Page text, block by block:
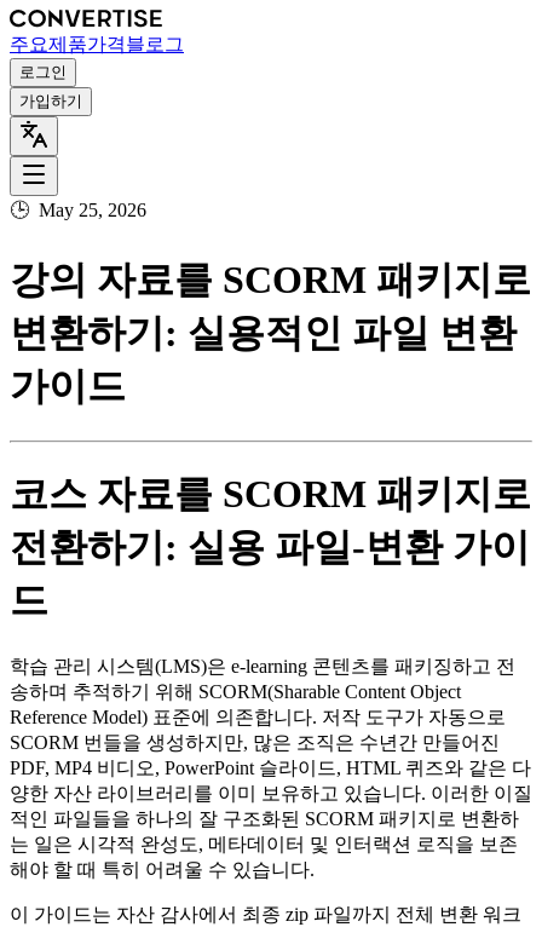
주요제품가격블로그
로그인
가입하기
🕒 May 25, 2026
강의 자료를 SCORM 패키지로
변환하기: 실용적인 파일 변환
가이드
코스 자료를 SCORM 패키지로
전환하기: 실용 파일‑변환 가이
드
학습 관리 시스템(LMS)은 e‑learning 콘텐츠를 패키징하고 전
송하며 추적하기 위해 SCORM(Sharable Content Object
Reference Model) 표준에 의존합니다. 저작 도구가 자동으로
SCORM 번들을 생성하지만, 많은 조직은 수년간 만들어진
PDF, MP4 비디오, PowerPoint 슬라이드, HTML 퀴즈와 같은 다
양한 자산 라이브러리를 이미 보유하고 있습니다. 이러한 이질
적인 파일들을 하나의 잘 구조화된 SCORM 패키지로 변환하
는 일은 시각적 완성도, 메타데이터 및 인터랙션 로직을 보존
해야 할 때 특히 어려울 수 있습니다.
이 가이드는 자산 감사에서 최종 zip 파일까지 전체 변환 워크